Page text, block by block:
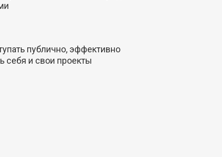
публично, эффективно
себя и свои проекты